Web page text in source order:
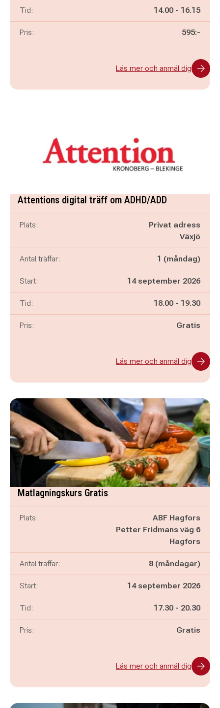
Tid: Pågår mellan
14.00 - och
16.15
Pris: 595:-
Läs mer och anmäl dig
Attentions digital träff om ADHD/ADD
Plats:
Privat adress
Växjö
Antal träffar: 1 (måndag)
Start: 14 september 2026
Tid: Pågår mellan
18.00 - och
19.30
Pris: Gratis
Läs mer och anmäl dig
Matlagningskurs Gratis
Plats:
ABF Hagfors
Petter Fridmans väg 6
Hagfors
Antal träffar: 8 (måndagar)
Start: 14 september 2026
Tid: Pågår mellan
17.30 - och
20.30
Pris: Gratis
Läs mer och anmäl dig